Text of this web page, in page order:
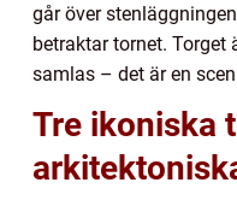
går över
betraktar tornet. Torget
samlas – det är en
Tre ikoniska